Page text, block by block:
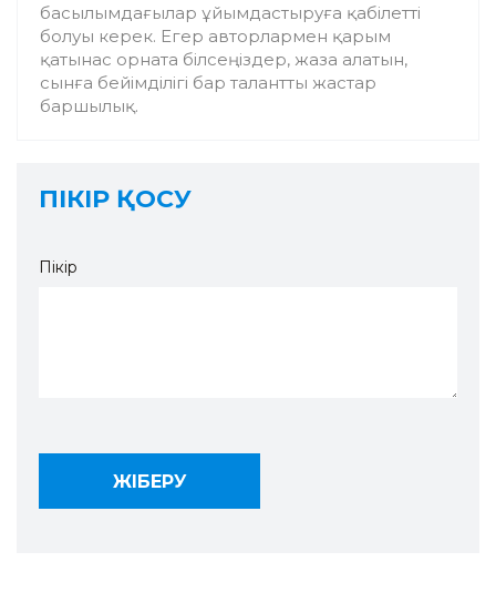
басылымдағылар ұйымдастыруға қабілетті
болуы керек. Егер авторлармен қарым
қатынас орната білсеңіздер, жаза алатын,
сынға бейімділігі бар талантты жастар
баршылық.
ПІКІР ҚОСУ
Пікір